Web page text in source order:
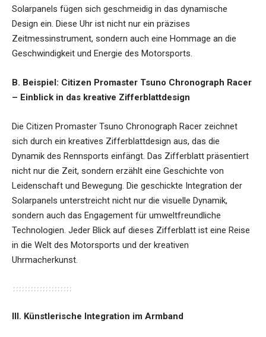
Solarpanels fügen sich geschmeidig in das dynamische
Design ein. Diese Uhr ist nicht nur ein präzises
Zeitmessinstrument, sondern auch eine Hommage an die
Geschwindigkeit und Energie des Motorsports.
B. Beispiel: Citizen Promaster Tsuno Chronograph Racer
– Einblick in das kreative Zifferblattdesign
Die Citizen Promaster Tsuno Chronograph Racer zeichnet
sich durch ein kreatives Zifferblattdesign aus, das die
Dynamik des Rennsports einfängt. Das Zifferblatt präsentiert
nicht nur die Zeit, sondern erzählt eine Geschichte von
Leidenschaft und Bewegung. Die geschickte Integration der
Solarpanels unterstreicht nicht nur die visuelle Dynamik,
sondern auch das Engagement für umweltfreundliche
Technologien. Jeder Blick auf dieses Zifferblatt ist eine Reise
in die Welt des Motorsports und der kreativen
Uhrmacherkunst.
III. Künstlerische Integration im Armband